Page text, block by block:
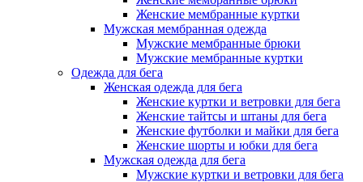
Женские мембранные куртки
Мужская мембранная одежда
Мужские мембранные брюки
Мужские мембранные куртки
Одежда для бега
Женская одежда для бега
Женские куртки и ветровки для бега
Женские тайтсы и штаны для бега
Женские футболки и майки для бега
Женские шорты и юбки для бега
Мужская одежда для бега
Мужские куртки и ветровки для бега